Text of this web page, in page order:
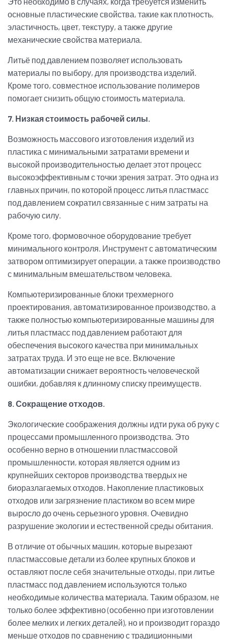
основные пластические свойства, такие как плотность,
эластичность, цвет, текстуру, а также другие
механические свойства материала.
Литьё под давлением позволяет использовать
материалы по выбору, для производства изделий.
Кроме того, совместное использование полимеров
помогает снизить общую стоимость материала.
7. Низкая стоимость рабочей силы.
Возможность массового изготовления изделий из
пластика с минимальными затратами времени и
высокой производительностью делает этот процесс
высокоэффективным с точки зрения затрат. Это одна из
главных причин, по которой процесс литья пластмасс
под давлением сократил связанные с ним затраты на
рабочую силу.
Кроме того, формовочное оборудование требует
минимального контроля. Инструмент с автоматическим
затвором оптимизирует операции, а также производство
с минимальным вмешательством человека.
Компьютеризированные блоки трехмерного
проектирования, автоматизированное производство, а
также полностью компьютеризированные машины для
литья пластмасс под давлением работают для
обеспечения высокого качества при минимальных
затратах труда. И это еще не все. Включение
автоматизации снижает вероятность человеческой
ошибки, добавляя к длинному списку преимуществ.
8. Сокращение отходов.
Экологические соображения должны идти рука об руку с
процессами промышленного производства. Это
особенно верно в отношении пластмассовой
промышленности, которая является одним из
крупнейших секторов производства твердых не
биоразлагаемых отходов. Накопление пластиковых
отходов или загрязнение пластиком во всем мире
выросло до очень серьезного уровня. Очевидно
разрушение экологии и естественной среды обитания.
В отличие от обычных машин, которые вырезают
пластмассовые детали из более крупных блоков и
оставляют после себя значительные отходы, при литье
пластмасс под давлением используются только
необходимые количества материала. Таким образом, не
только более эффективно (особенно при изготовлении
более мелких и легких деталей), но и производит гораздо
меньше отходов по сравнению с традиционными